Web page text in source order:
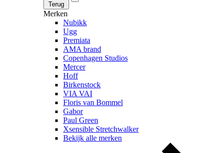
Terug
Merken
Nubikk
Ugg
Premiata
AMA brand
Copenhagen Studios
Mercer
Hoff
Birkenstock
VIA VAI
Floris van Bommel
Gabor
Paul Green
Xsensible Stretchwalker
Bekijk alle merken